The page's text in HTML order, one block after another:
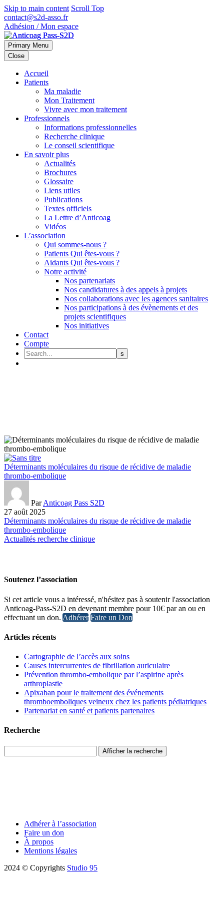
Skip to main content Scroll Top
contact@s2d-asso.fr
Adhésion / Mon espace
Primary Menu
Close
Accueil
Patients
Ma maladie
Mon Traitement
Vivre avec mon traitement
Professionnels
Informations professionnelles
Recherche clinique
Le conseil scientifique
En savoir plus
Actualités
Brochures
Glossaire
Liens utiles
Publications
Textes officiels
La Lettre d’Anticoag
Vidéos
L’association
Qui sommes-nous ?
Patients Qui êtes-vous ?
Aidants Qui êtes-vous ?
Notre activité
Nos partenariats
Nos candidatures à des appels à projets
Nos collaborations avec les agences sanitaires
Nos participations à des évènements et des
projets scientifiques
Nos initiatives
Contact
Compte
Déterminants moléculaires du risque de récidive de maladie
thrombo-embolique
ParAnticoag Pass S2D
27 août 2025
Déterminants moléculaires du risque de récidive de maladie
thrombo-embolique
Actualités recherche clinique
Soutenez l’association
Si cet article vous a intéressé, n'hésitez pas à soutenir l'association
Anticoag-Pass-S2D en devenant membre pour 10€ par an ou en
effectuant un don. Adhérer Faire un Don
Articles récents
Cartographie de l’accès aux soins
Causes intercurrentes de fibrillation auriculaire
Prévention thrombo-embolique par l’aspirine après
arthroplastie
Apixaban pour le traitement des événements
thromboemboliques veineux chez les patients pédiatriques
Partenariat en santé et patients partenaires
Recherche
Afficher la recherche
Adhérer à l’association
Faire un don
À propos
Mentions légales
2024 © Copyrights Studio 95